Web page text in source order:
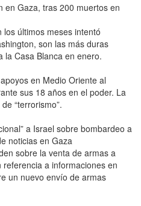
en Gaza, tras 200 muertos en
últimos meses intentó
son las más duras
la Casa Blanca en enero.
en Medio Oriente al
sus 18 años en el poder. La
“terrorismo”.
a Israel sobre bombardeo a
noticias en Gaza
sobre la venta de armas a
referencia a informaciones en
un nuevo envío de armas